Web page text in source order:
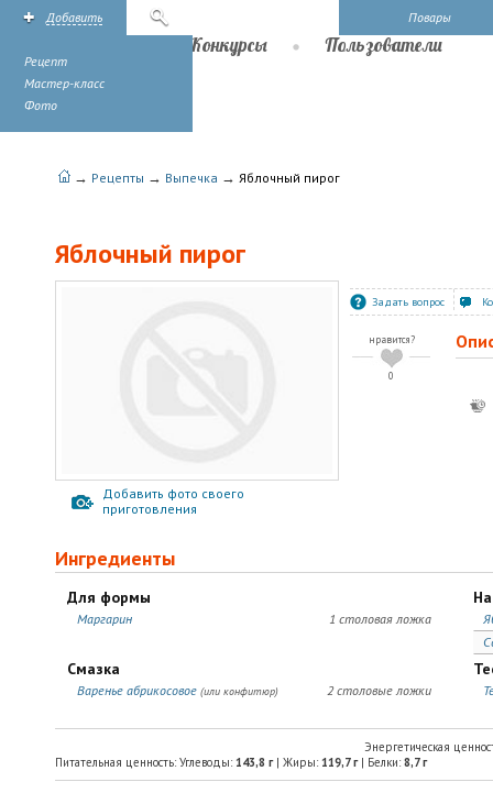
Повары
Добавить
Рецепт
Мастер-класс
Фото
Конкурсы Пользователи
→ Рецепты → Выпечка → Яблочный пирог
Яблочный пирог
Добавить фото своего
приготовления
Задать вопрос
нравится?
0
Ингредиенты
Для формы
1 столовая ложка
Маргарин
Смазка
2 столовые ложки
Варенье абрикосовое (или конфитюр)
Энергетическая
Питательная ценность: Углеводы: 143,8 г| Жиры: 119,7г| Белки: 8,7г